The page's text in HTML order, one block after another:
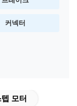
커넥터
모터